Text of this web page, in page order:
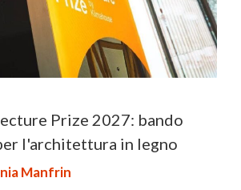
Prize 2027: bando
l'architettura in legno
Manfrin